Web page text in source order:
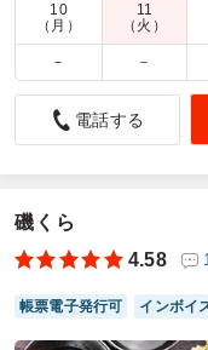
商品数： 締切日時：
配達時間：
9:30～16:00
電話連絡助かりました
5.0
を詳しく教えてくだ
の際にご飯を白米と
お茶ペットも一緒に
すかったです。
ご利用シーン：スポーツ
10
（月）
11
（火）
－ －
電話する
磯くら
4.58
帳票電子発行可 インボイ